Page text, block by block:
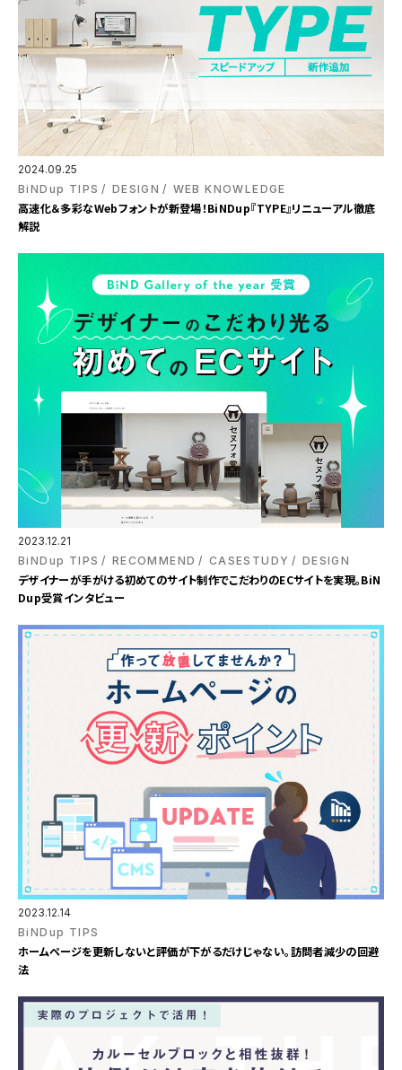
2024.09.25
BiNDup TIPS
DESIGN WEB KNOWLEDGE
高速化＆多彩なWebフォントが新登場！BiNDup『TYPE』リニューアル徹底
解説
2023.12.21
BiNDup TIPS
RECOMMEND CASESTUDY DESIGN
デザイナーが手がける初めてのサイト制作でこだわりのECサイトを実現。BiN
Dup受賞インタビュー
2023.12.14
BiNDup TIPS
ホームページを更新しないと評価が下がるだけじゃない。訪問者減少の回避
法